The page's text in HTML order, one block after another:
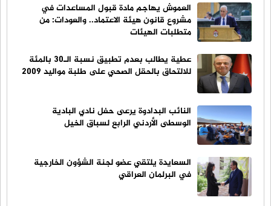
العموش يهاجم مادة قبول المساعدات في
مشروع قانون هيئة الاعتماد.. والعودات: من
متطلبات الهيئات
عطية يطالب بعدم تطبيق نسبة الـ30 بالمئة
للالتحاق بالحقل الصحي على طلبة مواليد 2009
النائب البدادوة يرعى حفل نادي البادية
الوسطى الأردني الرابع لسباق الخيل
السعايدة يلتقي عضو لجنة الشؤون الخارجية
في البرلمان العراقي